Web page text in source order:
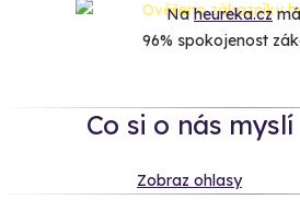
Naheureka.cz
96% spokojenost
Co si o nás myslí
Zobraz ohlasy